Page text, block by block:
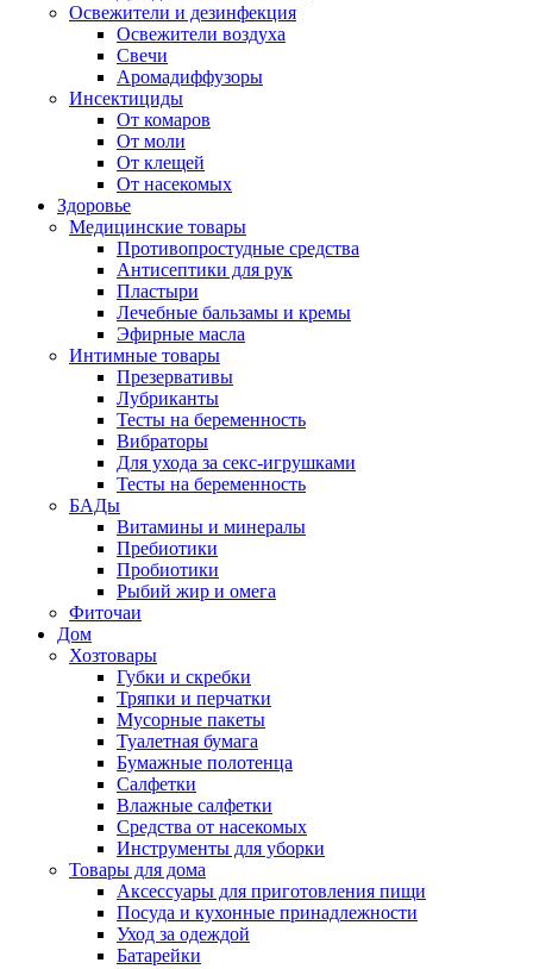
Освежители и дезинфекция
Освежители воздуха
Свечи
Аромадиффузоры
Инсектициды
От комаров
От моли
От клещей
От насекомых
Здоровье
Медицинские товары
Противопростудные средства
Антисептики для рук
Пластыри
Лечебные бальзамы и кремы
Эфирные масла
Интимные товары
Презервативы
Лубриканты
Тесты на беременность
Вибраторы
Для ухода за секс-игрушками
Тесты на беременность
БАДы
Витамины и минералы
Пребиотики
Пробиотики
Рыбий жир и омега
Фиточаи
Дом
Хозтовары
Губки и скребки
Тряпки и перчатки
Мусорные пакеты
Туалетная бумага
Бумажные полотенца
Салфетки
Влажные салфетки
Средства от насекомых
Инструменты для уборки
Товары для дома
Аксессуары для приготовления пищи
Посуда и кухонные принадлежности
Уход за одеждой
Батарейки